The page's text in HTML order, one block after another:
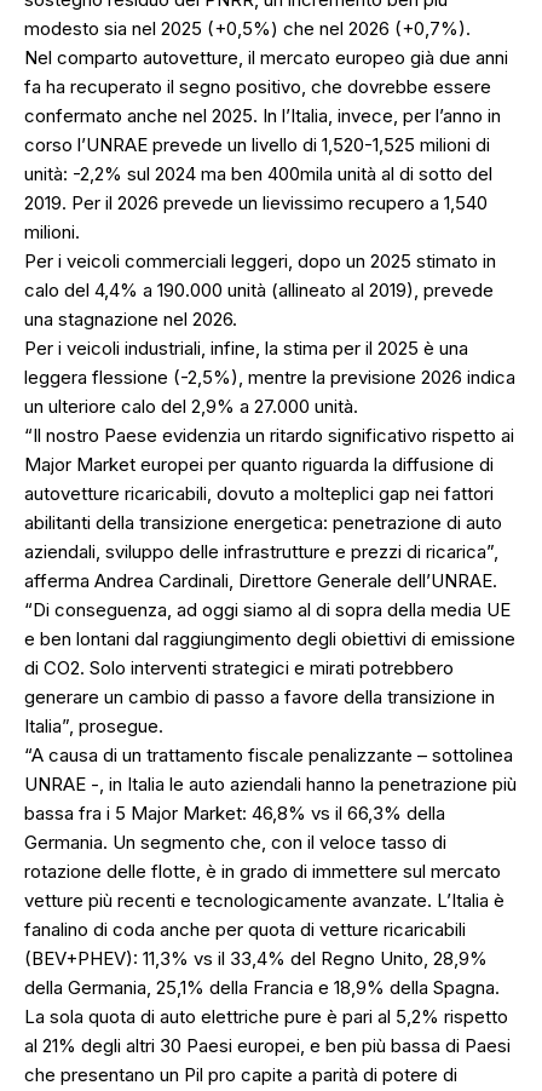
modesto sia nel 2025 (+0,5%) che nel 2026 (+0,7%).
Nel comparto autovetture, il mercato europeo già due anni
fa ha recuperato il segno positivo, che dovrebbe essere
confermato anche nel 2025. In l’Italia, invece, per l’anno in
corso l’UNRAE prevede un livello di 1,520-1,525 milioni di
unità: -2,2% sul 2024 ma ben 400mila unità al di sotto del
2019. Per il 2026 prevede un lievissimo recupero a 1,540
milioni.
Per i veicoli commerciali leggeri, dopo un 2025 stimato in
calo del 4,4% a 190.000 unità (allineato al 2019), prevede
una stagnazione nel 2026.
Per i veicoli industriali, infine, la stima per il 2025 è una
leggera flessione (-2,5%), mentre la previsione 2026 indica
un ulteriore calo del 2,9% a 27.000 unità.
“Il nostro Paese evidenzia un ritardo significativo rispetto ai
Major Market europei per quanto riguarda la diffusione di
autovetture ricaricabili, dovuto a molteplici gap nei fattori
abilitanti della transizione energetica: penetrazione di auto
aziendali, sviluppo delle infrastrutture e prezzi di ricarica”,
afferma Andrea Cardinali, Direttore Generale dell’UNRAE.
“Di conseguenza, ad oggi siamo al di sopra della media UE
e ben lontani dal raggiungimento degli obiettivi di emissione
di CO2. Solo interventi strategici e mirati potrebbero
generare un cambio di passo a favore della transizione in
Italia”, prosegue.
“A causa di un trattamento fiscale penalizzante – sottolinea
UNRAE -, in Italia le auto aziendali hanno la penetrazione più
bassa fra i 5 Major Market: 46,8% vs il 66,3% della
Germania. Un segmento che, con il veloce tasso di
rotazione delle flotte, è in grado di immettere sul mercato
vetture più recenti e tecnologicamente avanzate. L’Italia è
fanalino di coda anche per quota di vetture ricaricabili
(BEV+PHEV): 11,3% vs il 33,4% del Regno Unito, 28,9%
della Germania, 25,1% della Francia e 18,9% della Spagna.
La sola quota di auto elettriche pure è pari al 5,2% rispetto
al 21% degli altri 30 Paesi europei, e ben più bassa di Paesi
che presentano un Pil pro capite a parità di potere di